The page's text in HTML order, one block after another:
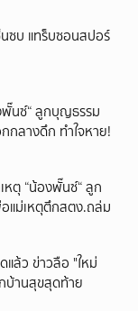
ซบ แทร็บซอนสปอร์
พั๊นซ์“ ลูกบุญธรรม
กลางดึก ทำใจหาย!
หตุ “น้องพั๊นซ์“ ลูก
แม่เหตุตึกสตง.ถล่ม
ล้ว ข่าวลือ "ใหม่
บ้านสุขสุดท้าย